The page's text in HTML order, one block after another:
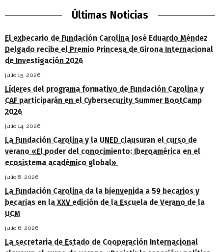
Últimas Noticias
El exbecario de Fundación Carolina José Eduardo Méndez
Delgado recibe el Premio Princesa de Girona Internacional
de Investigación 2026
julio 15, 2026
Líderes del programa formativo de Fundación Carolina y
CAF participarán en el Cybersecurity Summer BootCamp
2026
julio 14, 2026
La Fundación Carolina y la UNED clausuran el curso de
verano «El poder del conocimiento: Iberoamérica en el
ecosistema académico global»
julio 8, 2026
La Fundación Carolina da la bienvenida a 59 becarios y
becarias en la XXV edición de la Escuela de Verano de la
UCM
julio 6, 2026
La secretaria de Estado de Cooperación Internacional